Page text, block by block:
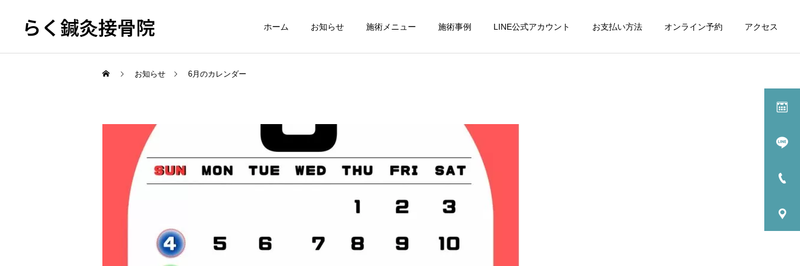
らく鍼灸接骨院 ホーム お知らせ 施術メニュー 施術事例 LINE公式アカウント お支払い方法 オンライン予約 アクセス
パーフェクトコース
小顔調整 フットケア
お知らせ 6月のカレンダー